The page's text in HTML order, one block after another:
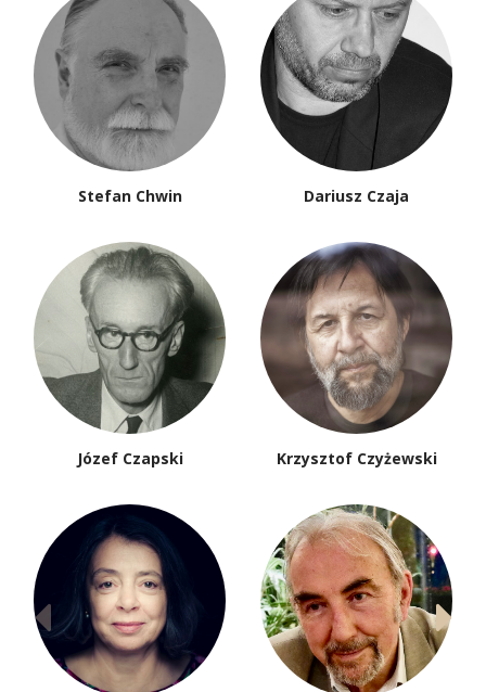
Stefan Chwin Dariusz Czaja
Józef Czapski Krzysztof Czyżewski